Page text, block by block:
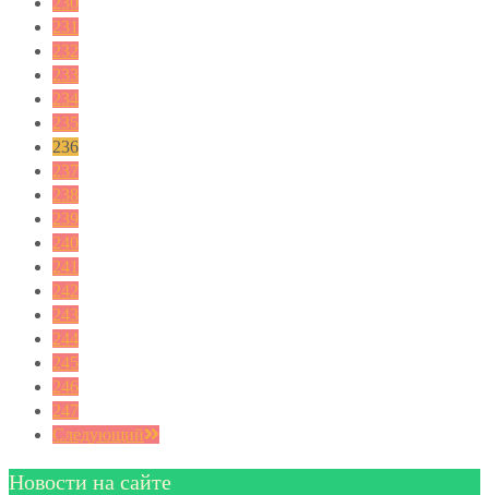
231
232
233
234
235
236
237
238
239
240
241
242
243
244
245
246
247
Следующий
Новости на сайте